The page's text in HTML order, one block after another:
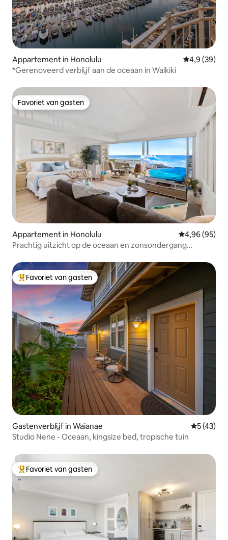
Appartement in Honolulu Gemiddelde
4,9 (39)
*Gerenoveerd verblijf aan de oceaan in Waikiki
Favoriet van gasten
Favoriet van gasten
Appartement in Honolulu Gemiddelde
4,96 (95)
Prachtig uitzicht op de oceaan en zonsondergang
Topfavoriet van gasten
Favoriet van gasten
Gastenverblijf in Waianae
5 (43)
Studio Nene - Oceaan, kingsize bed, tropische tuin
Topfavoriet van gasten
Favoriet van gasten